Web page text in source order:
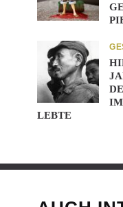
IM
LEBTE